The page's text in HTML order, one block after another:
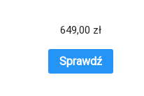
649,00 zł
Sprawdź